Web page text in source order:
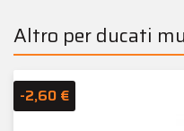
Altro per ducati
-2,60 €